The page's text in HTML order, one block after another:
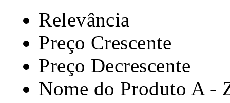
Relevância
Preço Crescente
Preço Decrescente
Nome do Produto A -